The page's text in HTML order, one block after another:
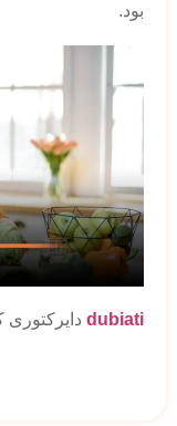
بود.
dubiati دایرکتوری